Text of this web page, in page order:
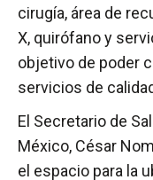
cirugía, área de
X, quirófano y
objetivo de poder
servicios de
El Secretario de
México, César
el espacio para la